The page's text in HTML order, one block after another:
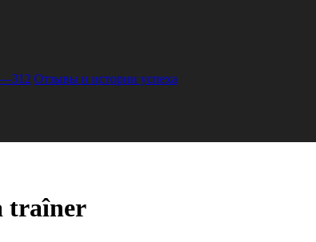
Отзывы и истории успеха
traîner